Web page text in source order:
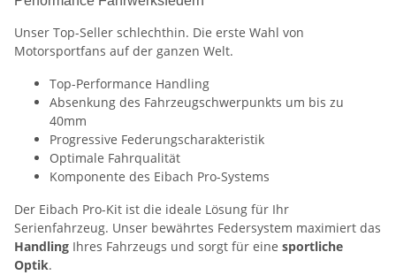
Unser Top-Seller schlechthin. Die erste Wahl von
Motorsportfans auf der ganzen Welt.
Top-Performance Handling
Absenkung des Fahrzeugschwerpunkts um bis zu
40mm
Progressive Federungscharakteristik
Optimale Fahrqualität
Komponente des Eibach Pro-Systems
Der Eibach Pro-Kit ist die ideale Lösung für Ihr
Serienfahrzeug. Unser bewährtes Federsystem maximiert das
Handling Ihres Fahrzeugs und sorgt für eine sportliche
Optik.